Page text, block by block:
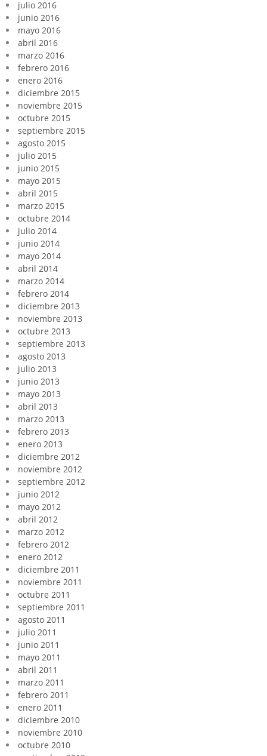
julio 2016
junio 2016
mayo 2016
abril 2016
marzo 2016
febrero 2016
enero 2016
diciembre 2015
noviembre 2015
octubre 2015
septiembre 2015
agosto 2015
julio 2015
junio 2015
mayo 2015
abril 2015
marzo 2015
octubre 2014
julio 2014
junio 2014
mayo 2014
abril 2014
marzo 2014
febrero 2014
diciembre 2013
noviembre 2013
octubre 2013
septiembre 2013
agosto 2013
julio 2013
junio 2013
mayo 2013
abril 2013
marzo 2013
febrero 2013
enero 2013
diciembre 2012
noviembre 2012
septiembre 2012
junio 2012
mayo 2012
abril 2012
marzo 2012
febrero 2012
enero 2012
diciembre 2011
noviembre 2011
octubre 2011
septiembre 2011
agosto 2011
julio 2011
junio 2011
mayo 2011
abril 2011
marzo 2011
febrero 2011
enero 2011
diciembre 2010
noviembre 2010
octubre 2010